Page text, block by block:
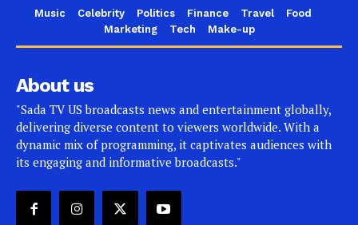
Music Celebrity Politics Finance Travel
Food
Marketing
Tech Make-up
About us
"Sada TV US broadcasts news and entertainment globally,
delivering diverse content to viewers worldwide. With a
dynamic mix of programming, it captivates audiences with
its engaging and informative broadcasts."